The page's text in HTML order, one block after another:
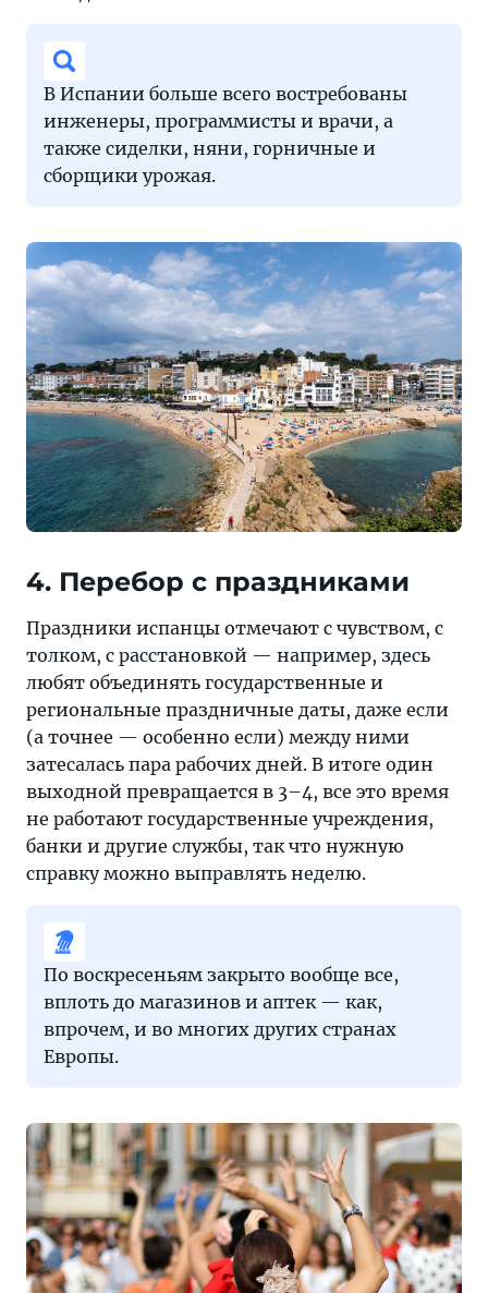
В Испании больше всего востребованы
инженеры, программисты и врачи, а
также сиделки, няни, горничные и
сборщики урожая.
4. Перебор с праздниками
Праздники испанцы отмечают с чувством, с
толком, с расстановкой — например, здесь
любят объединять государственные и
региональные праздничные даты, даже если
(а точнее — особенно если) между ними
затесалась пара рабочих дней. В итоге один
выходной превращается в 3–4, все это время
не работают государственные учреждения,
банки и другие службы, так что нужную
справку можно выправлять неделю.
По воскресеньям закрыто вообще все,
вплоть до магазинов и аптек — как,
впрочем, и во многих других странах
Европы.